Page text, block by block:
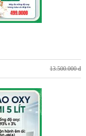
13.500.000 đ